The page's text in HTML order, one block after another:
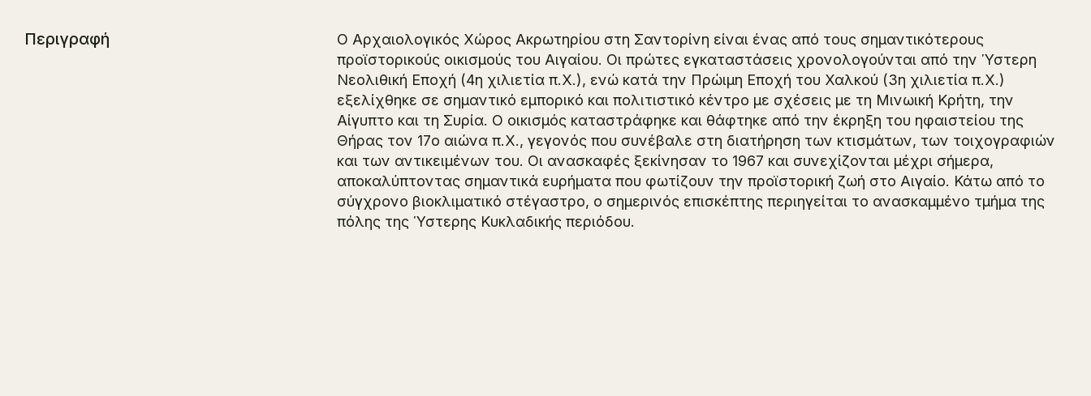
Περιγραφή
Ο Αρχαιολογικός Χώρος Ακρωτηρίου στη Σαντορίνη είναι ένας από τους σημαντικότερους
προϊστορικούς οικισμούς του Αιγαίου. Οι πρώτες εγκαταστάσεις χρονολογούνται από την Ύστερη
Νεολιθική Εποχή (4η χιλιετία π.Χ.), ενώ κατά την Πρώιμη Εποχή του Χαλκού (3η χιλιετία π.Χ.)
εξελίχθηκε σε σημαντικό εμπορικό και πολιτιστικό κέντρο με σχέσεις με τη Μινωική Κρήτη, την
Αίγυπτο και τη Συρία. Ο οικισμός καταστράφηκε και θάφτηκε από την έκρηξη του ηφαιστείου της
Θήρας τον 17ο αιώνα π.Χ., γεγονός που συνέβαλε στη διατήρηση των κτισμάτων, των τοιχογραφιών
και των αντικειμένων του. Οι ανασκαφές ξεκίνησαν το 1967 και συνεχίζονται μέχρι σήμερα,
αποκαλύπτοντας σημαντικά ευρήματα που φωτίζουν την προϊστορική ζωή στο Αιγαίο. Κάτω από το
σύγχρονο βιοκλιματικό στέγαστρο, ο σημερινός επισκέπτης περιηγείται το ανασκαμμένο τμήμα της
πόλης της Ύστερης Κυκλαδικής περιόδου.